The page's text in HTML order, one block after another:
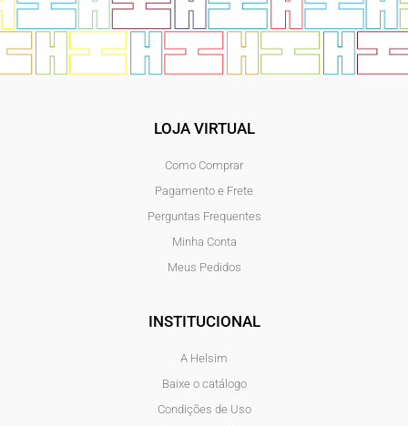
LOJA VIRTUAL
Como Comprar
Pagamento e Frete
Perguntas Frequentes
Minha Conta
Meus Pedidos
INSTITUCIONAL
A Helsim
Baixe o catálogo
Condições de Uso